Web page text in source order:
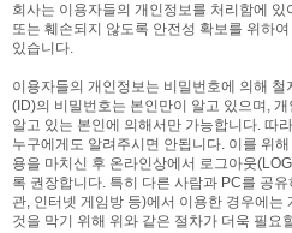
회사는 이용자들의 개인정보를 처리함에
또는 훼손되지 않도록 안전성 확보를 위하
있습니다.
이용자들의 개인정보는 비밀번호에 의해 철
(ID)의 비밀번호는 본인만이 알고 있으며,
알고 있는 본인에 의해서만 가능합니다. 따
누구에게도 알려주시면 안됩니다. 이를 위
용을 마치신 후 온라인상에서 로그아웃
록 권장합니다. 특히 다른 사람과 PC를 공
관, 인터넷 게임방 등)에서 이용한 경우에는
것을 막기 위해 위와 같은 절차가 더욱 필요